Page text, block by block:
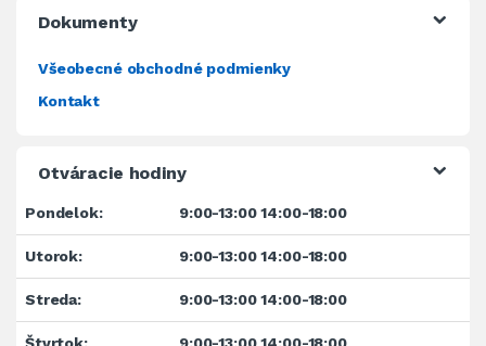
Dokumenty
Všeobecné obchodné podmienky
Kontakt
Otváracie hodiny
Pondelok: 9:00-13:00 14:00-18:00
Utorok: 9:00-13:00 14:00-18:00
Streda: 9:00-13:00 14:00-18:00